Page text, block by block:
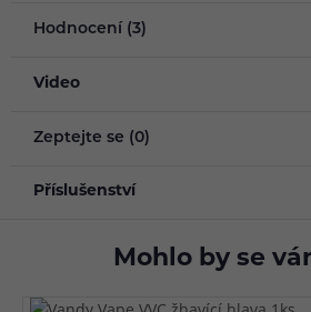
Hodnocení (3)
Video
Zeptejte se (0)
Příslušenství
Mohlo by se